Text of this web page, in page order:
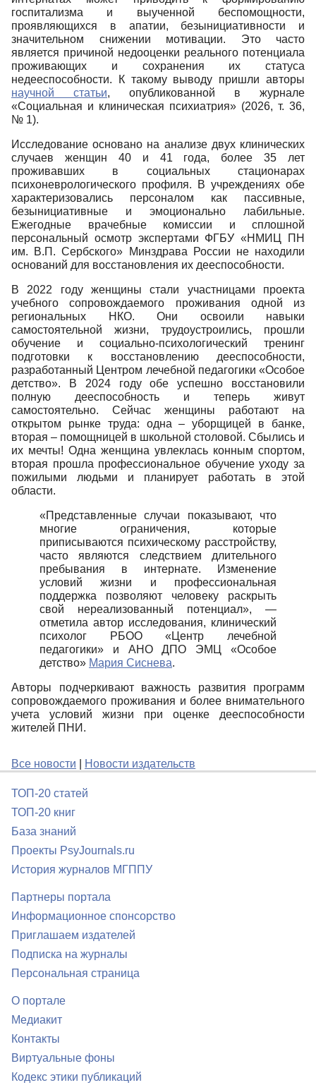
госпитализма и выученной беспомощности,
проявляющихся в апатии, безынициативности и
значительном снижении мотивации. Это часто
является причиной недооценки реального потенциала
проживающих и сохранения их статуса
недееспособности. К такому выводу пришли авторы
научной статьи, опубликованной в журнале
«Социальная и клиническая психиатрия» (2026, т. 36,
№ 1).
Исследование основано на анализе двух клинических
случаев женщин 40 и 41 года, более 35 лет
проживавших в социальных стационарах
психоневрологического профиля. В учреждениях обе
характеризовались персоналом как пассивные,
безынициативные и эмоционально лабильные.
Ежегодные врачебные комиссии и сплошной
персональный осмотр экспертами ФГБУ «НМИЦ ПН
им. В.П. Сербского» Минздрава России не находили
оснований для восстановления их дееспособности.
В 2022 году женщины стали участницами проекта
учебного сопровождаемого проживания одной из
региональных НКО. Они освоили навыки
самостоятельной жизни, трудоустроились, прошли
обучение и социально-психологический тренинг
подготовки к восстановлению дееспособности,
разработанный Центром лечебной педагогики «Особое
детство». В 2024 году обе успешно восстановили
полную дееспособность и теперь живут
самостоятельно. Сейчас женщины работают на
открытом рынке труда: одна – уборщицей в банке,
вторая – помощницей в школьной столовой. Сбылись и
их мечты! Одна женщина увлеклась конным спортом,
вторая прошла профессиональное обучение уходу за
пожилыми людьми и планирует работать в этой
области.
«Представленные случаи показывают, что
многие ограничения, которые
приписываются психическому расстройству,
часто являются следствием длительного
пребывания в интернате. Изменение
условий жизни и профессиональная
поддержка позволяют человеку раскрыть
свой нереализованный потенциал», —
отметила автор исследования, клинический
психолог РБОО «Центр лечебной
педагогики» и АНО ДПО ЭМЦ «Особое
детство» Мария Сиснева.
Авторы подчеркивают важность развития программ
сопровождаемого проживания и более внимательного
учета условий жизни при оценке дееспособности
жителей ПНИ.
Все новости Новости издательств
ТОП-20 статей
ТОП-20 книг
База знаний
Проекты PsyJournals.ru
История журналов МГППУ
Партнеры портала
Информационное спонсорство
Приглашаем издателей
Подписка на журналы
Персональная страница
О портале
Медиакит
Контакты
Виртуальные фоны
Кодекс этики публикаций